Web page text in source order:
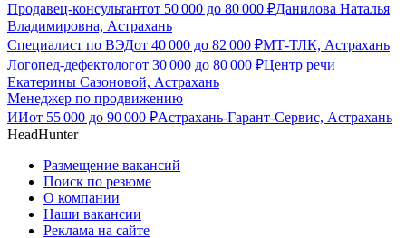
Продавец-консультантот 50 000 до 80 000 ₽Данилова Наталья
Владимировна, Астрахань
Специалист по ВЭДот 40 000 до 82 000 ₽МТ-ТЛК, Астрахань
Логопед-дефектологот 30 000 до 80 000 ₽Центр речи
Екатерины Сазоновой, Астрахань
Менеджер по продвижению
ИИот 55 000 до 90 000 ₽Астрахань-Гарант-Сервис, Астрахань
HeadHunter
Размещение вакансий
Поиск по резюме
О компании
Наши вакансии
Реклама на сайте